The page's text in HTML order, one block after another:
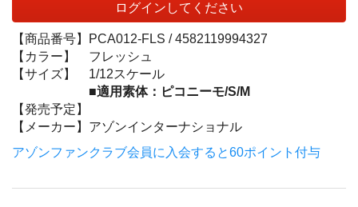
ログインしてください
【商品番号】 PCA012-FLS /4582119994327
【カラー】
フレッシュ
【サイズ】
1/12スケール
■適用素体：ピコニーモ/S/M
【発売予定】
【メーカー】 アゾンインターナショナル
アゾンファンクラブ会員に入会すると60ポイント付与